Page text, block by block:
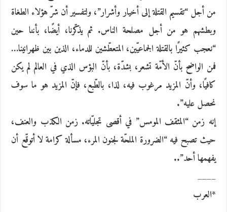
من أجل “تقسيم القتلة إلى أخيار وأشرار”، ولتفسير أن شرّ هؤلاء الطغاة
وبطشهم هو من أجل مصلحة الناس. ثم يذكّرنا، أيضًا، بأننا حين
“نعجب كثيرًا بالقتلة الجماعيّين، المتعطّشين للدماء، الذين بين ظهرانينا…
فمن الواضح بأنّ الأمّة تشعر، بشدّة، بأنّ البؤس الذي في العالم لم يكن
كافيًا، وأنّ المزيد مرغوب فيه، لذا، بالطّبع، فإنّ المزيد هو ما سوف
نحصل عليه”.
إنه زمن “المثقف المومس” في أقصى تجليّاته. زمن الكذب والعنف،
حيث تصبح فيه “الضرورة الملحّة لجنون المرء، مسألة كرامة لا أتوقّع أن
يفهمها أحد”..
____
*العرب